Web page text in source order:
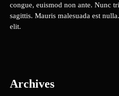
congue, euismod non ante. Nunc
sagittis. Mauris malesuada est
elit.
Archives